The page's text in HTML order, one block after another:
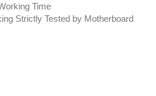
Time
Strictly Tested by Motherboard